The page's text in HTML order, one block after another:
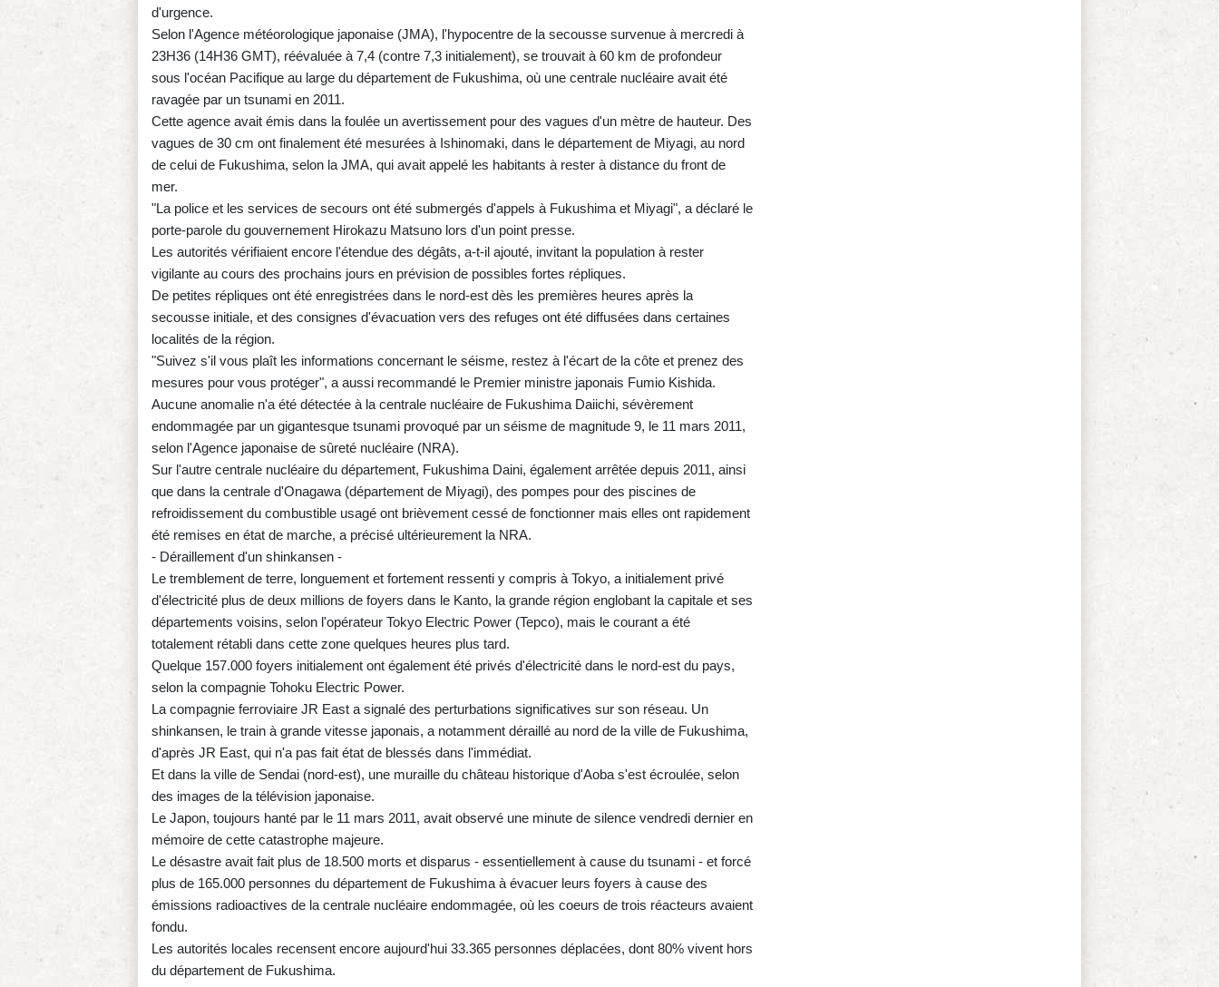
d'urgence.
Selon l'Agence météorologique japonaise (JMA), l'hypocentre de la secousse survenue à mercredi à
23H36 (14H36 GMT), réévaluée à 7,4 (contre 7,3 initialement), se trouvait à 60 km de profondeur
sous l'océan Pacifique au large du département de Fukushima, où une centrale nucléaire avait été
ravagée par un tsunami en 2011.
Cette agence avait émis dans la foulée un avertissement pour des vagues d'un mètre de hauteur. Des
vagues de 30 cm ont finalement été mesurées à Ishinomaki, dans le département de Miyagi, au nord
de celui de Fukushima, selon la JMA, qui avait appelé les habitants à rester à distance du front de
mer.
"La police et les services de secours ont été submergés d'appels à Fukushima et Miyagi", a déclaré le
porte-parole du gouvernement Hirokazu Matsuno lors d'un point presse.
Les autorités vérifiaient encore l'étendue des dégâts, a-t-il ajouté, invitant la population à rester
vigilante au cours des prochains jours en prévision de possibles fortes répliques.
De petites répliques ont été enregistrées dans le nord-est dès les premières heures après la
secousse initiale, et des consignes d'évacuation vers des refuges ont été diffusées dans certaines
localités de la région.
"Suivez s'il vous plaît les informations concernant le séisme, restez à l'écart de la côte et prenez des
mesures pour vous protéger", a aussi recommandé le Premier ministre japonais Fumio Kishida.
Aucune anomalie n'a été détectée à la centrale nucléaire de Fukushima Daiichi, sévèrement
endommagée par un gigantesque tsunami provoqué par un séisme de magnitude 9, le 11 mars 2011,
selon l'Agence japonaise de sûreté nucléaire (NRA).
Sur l'autre centrale nucléaire du département, Fukushima Daini, également arrêtée depuis 2011, ainsi
que dans la centrale d'Onagawa (département de Miyagi), des pompes pour des piscines de
refroidissement du combustible usagé ont brièvement cessé de fonctionner mais elles ont rapidement
été remises en état de marche, a précisé ultérieurement la NRA.
- Déraillement d'un shinkansen -
Le tremblement de terre, longuement et fortement ressenti y compris à Tokyo, a initialement privé
d'électricité plus de deux millions de foyers dans le Kanto, la grande région englobant la capitale et ses
départements voisins, selon l'opérateur Tokyo Electric Power (Tepco), mais le courant a été
totalement rétabli dans cette zone quelques heures plus tard.
Quelque 157.000 foyers initialement ont également été privés d'électricité dans le nord-est du pays,
selon la compagnie Tohoku Electric Power.
La compagnie ferroviaire JR East a signalé des perturbations significatives sur son réseau. Un
shinkansen, le train à grande vitesse japonais, a notamment déraillé au nord de la ville de Fukushima,
d'après JR East, qui n'a pas fait état de blessés dans l'immédiat.
Et dans la ville de Sendai (nord-est), une muraille du château historique d'Aoba s'est écroulée, selon
des images de la télévision japonaise.
Le Japon, toujours hanté par le 11 mars 2011, avait observé une minute de silence vendredi dernier en
mémoire de cette catastrophe majeure.
Le désastre avait fait plus de 18.500 morts et disparus - essentiellement à cause du tsunami - et forcé
plus de 165.000 personnes du département de Fukushima à évacuer leurs foyers à cause des
émissions radioactives de la centrale nucléaire endommagée, où les coeurs de trois réacteurs avaient
fondu.
Les autorités locales recensent encore aujourd'hui 33.365 personnes déplacées, dont 80% vivent hors
du département de Fukushima.